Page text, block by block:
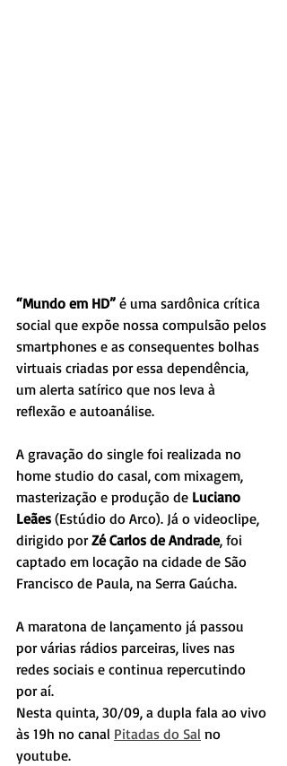
“Mundo em HD” é uma sardônica crítica
social que expõe nossa compulsão pelos
smartphones e as consequentes bolhas
virtuais criadas por essa dependência,
um alerta satírico que nos leva à
reflexão e autoanálise.
A gravação do single foi realizada no
home studio do casal, com mixagem,
masterização e produção de Luciano
Leães (Estúdio do Arco). Já o videoclipe,
dirigido por Zé Carlos de Andrade, foi
captado em locação na cidade de São
Francisco de Paula, na Serra Gaúcha.
A maratona de lançamento já passou
por várias rádios parceiras, lives nas
redes sociais e continua repercutindo
por aí.
Nesta quinta, 30/09, a dupla fala ao vivo
às 19h no canal Pitadas do Sal no
youtube.